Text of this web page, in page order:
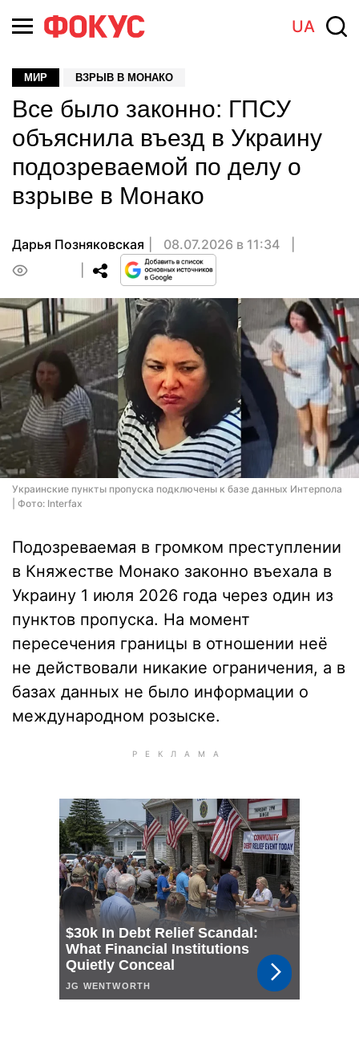
UA
МИР ВЗРЫВ В МОНАКО
Все было законно: ГПСУ
объяснила въезд в Украину
подозреваемой по делу о
взрыве в Монако
Дарья Позняковская
08.07.2026 в 11:34
Украинские пункты пропуска подключены к базе данных Интерпола
| Фото: Interfax
Подозреваемая в громком преступлении
в Княжестве Монако законно въехала в
Украину 1 июля 2026 года через один из
пунктов пропуска. На момент
пересечения границы в отношении неё
не действовали никакие ограничения, а в
базах данных не было информации о
международном розыске.